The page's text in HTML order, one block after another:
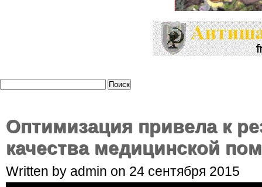
Оптимизация привела к
качества медицинской
Written by admin on 24 сентября 2015